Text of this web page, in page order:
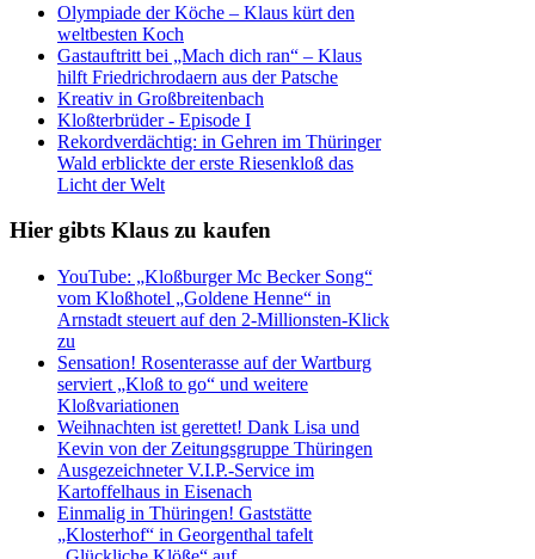
Olympiade der Köche – Klaus kürt den
weltbesten Koch
Gastauftritt bei „Mach dich ran“ – Klaus
hilft Friedrichrodaern aus der Patsche
Kreativ in Großbreitenbach
Kloßterbrüder - Episode I
Rekordverdächtig: in Gehren im Thüringer
Wald erblickte der erste Riesenkloß das
Licht der Welt
Hier gibts Klaus zu kaufen
YouTube: „Kloßburger Mc Becker Song“
vom Kloßhotel „Goldene Henne“ in
Arnstadt steuert auf den 2-Millionsten-Klick
zu
Sensation! Rosenterasse auf der Wartburg
serviert „Kloß to go“ und weitere
Kloßvariationen
Weihnachten ist gerettet! Dank Lisa und
Kevin von der Zeitungsgruppe Thüringen
Ausgezeichneter V.I.P.-Service im
Kartoffelhaus in Eisenach
Einmalig in Thüringen! Gaststätte
„Klosterhof“ in Georgenthal tafelt